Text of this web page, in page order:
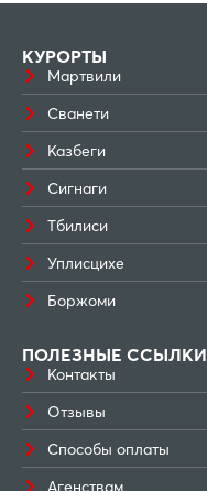
КУРОРТЫ
Мартвили
Сванети
Казбеги
Сигнаги
Тбилиси
Уплисцихе
Боржоми
ПОЛЕЗНЫЕ ССЫЛКИ
Контакты
Отзывы
Способы оплаты
Агенствам